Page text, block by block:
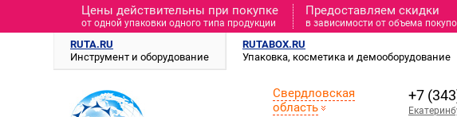
Цены действительны при покупке
от одной упаковки одного типа продукции
Предоставляем скидки
в зависимости от объема
RUTA.RU
Инструмент и оборудование
RUTABOX.RU
Упаковка, косметика и демооборудование
Свердловская
область
+7